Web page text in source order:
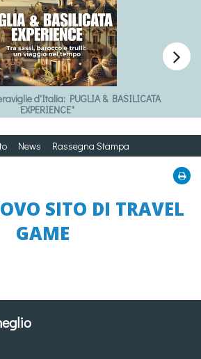
d'Italia: PUGLIA & BASILICATA
EXPERIENCE"

News Rassegna Stampa
SITO DI TRAVEL
GAME